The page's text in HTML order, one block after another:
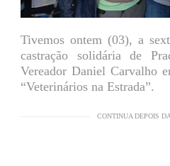
Tivemos ontem (03), a
castração solidária de
Vereador Daniel Carvalho
“Veterinários na Estrada”.
CONTINUA DEPOIS